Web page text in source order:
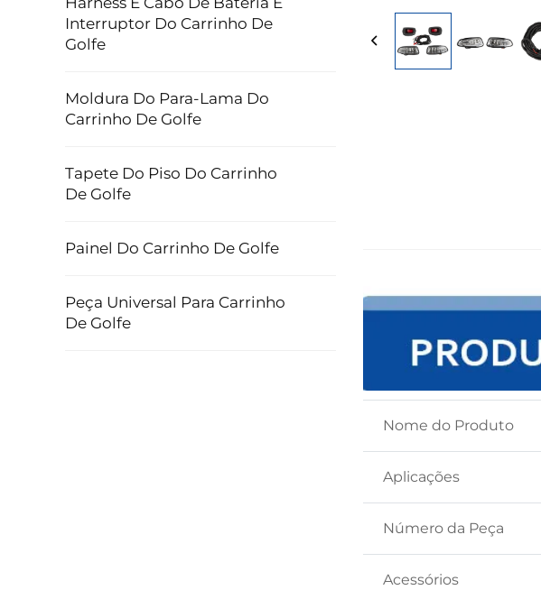
Interruptor Do Carrinho De
Golfe
Moldura Do Para-Lama Do
Carrinho De Golfe
Tapete Do Piso Do Carrinho
De Golfe
Painel Do Carrinho De Golfe
Peça Universal Para Carrinho
De Golfe
Nome do Produto
Aplicações
Número da Peça
Acessórios